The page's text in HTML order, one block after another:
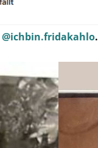
@ichbin.fridakahlo.